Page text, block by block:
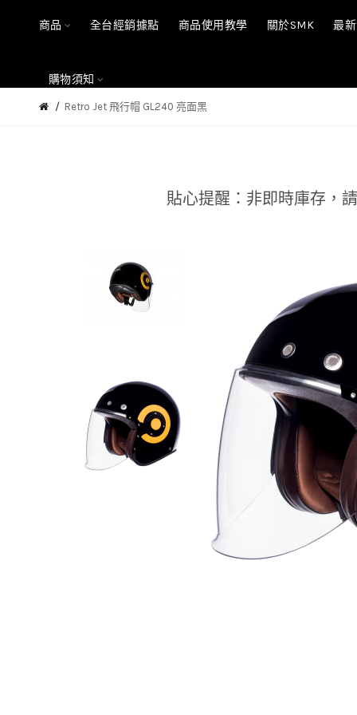
商品 全台經銷據點 商品使用教學 關於SMK 最
購物須知
Retro Jet 飛行帽 GL240 亮面黑
貼心提醒：非即時庫存，